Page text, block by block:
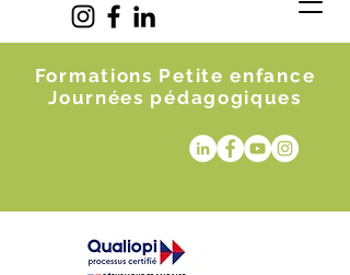
Formations Petite enfance
Journées pédagogiques